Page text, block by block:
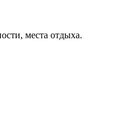
места отдыха.